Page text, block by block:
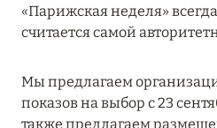
20 марта 2026
MARCH GRAND
ASTORIA MALDIVES
Подробнее
«Парижская неделя»
считается самой
Мы предлагаем
показов на выбор с 23
также предлагаем